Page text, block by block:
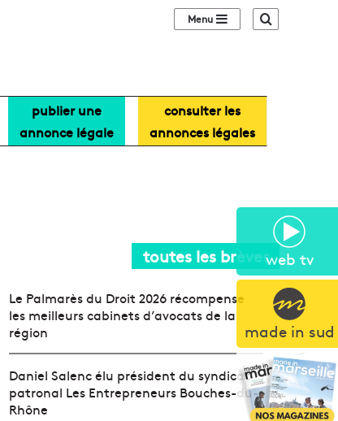
web tv
made in sud
Sidebar (barre
publier une
annonce légale
consulter les
annonces légales
toutes les brèves
Le Palmarès du Droit 2026 récompense
les meilleurs cabinets d’avocats de la
région
Daniel Salenc élu président du syndicat
patronal Les Entrepreneurs Bouches-du-
Rhône